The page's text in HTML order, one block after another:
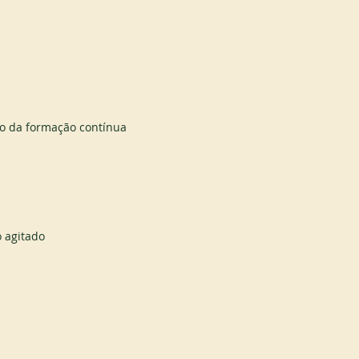
da formação contínua
agitado